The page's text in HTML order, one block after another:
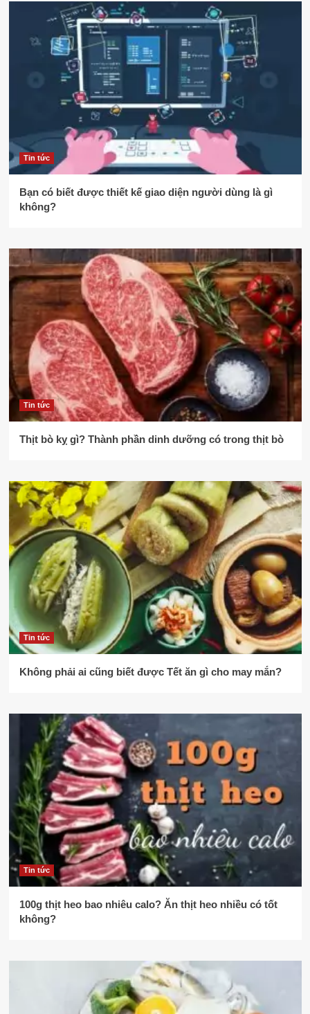
Tin tức
Bạn có biết được thiết kế giao diện người dùng là gì
không?
Tin tức
Thịt bò kỵ gì? Thành phần dinh dưỡng có trong thịt bò
Tin tức
Không phải ai cũng biết được Tết ăn gì cho may mắn?
Tin tức
100g thịt heo bao nhiêu calo? Ăn thịt heo nhiều có tốt
không?